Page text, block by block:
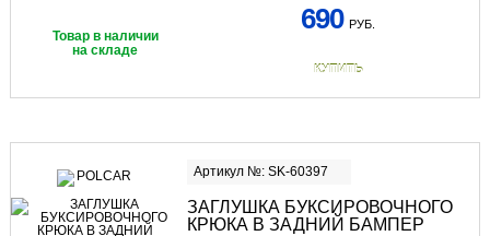
Товар в наличии
на складе
690 РУБ.
КУПИТЬ
Артикул №: SK-60397
ЗАГЛУШКА БУКСИРОВОЧНОГО
КРЮКА В ЗАДНИЙ БАМПЕР